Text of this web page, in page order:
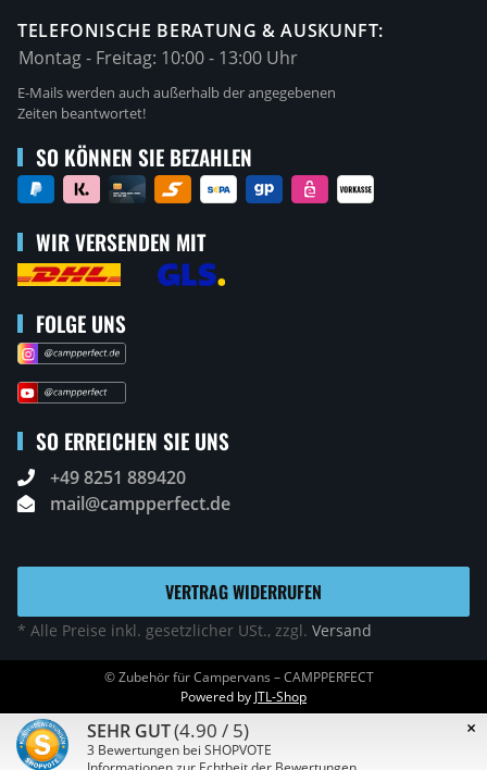
TELEFONISCHE BERATUNG & AUSKUNFT:
Montag - Freitag: 10:00 - 13:00 Uhr
E-Mails werden auch außerhalb der angegebenen
Zeiten beantwortet!
SO KÖNNEN SIE BEZAHLEN
WIR VERSENDEN MIT
FOLGE UNS
SO ERREICHEN SIE UNS
+49 8251 889420
mail@campperfect.de
VERTRAG WIDERRUFEN
* Alle Preise inkl. gesetzlicher USt., zzgl. Versand
© Zubehör für Campervans – CAMPPERFECT
Powered by JTL-Shop
×
SEHR GUT(4.90 / 5)
3 Bewertungen bei SHOPVOTE